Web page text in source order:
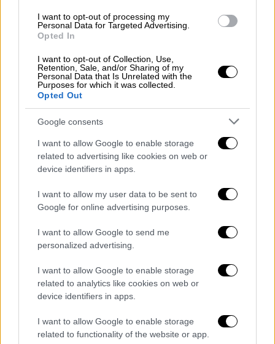
I want to opt-out of processing my
Personal Data for Targeted Advertising.
Opted In
I want to opt-out of Collection, Use,
Retention, Sale, and/or Sharing of my
Personal Data that Is Unrelated with the
Purposes for which it was collected.
Opted Out
Google consents
I want to allow Google to enable storage
related to advertising like cookies on web or
device identifiers in apps.
I want to allow my user data to be sent to
Google for online advertising purposes.
I want to allow Google to send me
personalized advertising.
I want to allow Google to enable storage
related to analytics like cookies on web or
device identifiers in apps.
I want to allow Google to enable storage
related to functionality of the website or app.
Υπάρχει ενδεχόμενο πρόσθετων
παρεμβάσεων στο φορολογικό πεδίο για να
σε αυτή τη δύσκολη συγκυρία;
Βασική κατεύθυνση του σχεδιασμού μας
είναι ο δημοσιονομικός χώρος που
δημιουργείται να μετασχηματίζεται σε
παρεμβάσεις για την απευθείας στήριξη των
νοικοκυριών. Αυτή είναι η απόλυτη
προτεραιότητά μας. Δεν σχεδιάζουμε,
συντελεστών. Κι αυτό, διότι η οριζόντια
στους παράγοντες κόστους, δυστυχώς, δεν
θα μεταφερόταν εξ’ ολοκλήρου στον
καταναλωτή. Ενδεχομένως ούτε κατά το
ήμισυ.
μπορεί να αντιμετωπίσει η ελληνική
οικονομία είναι η διόγκωση του ιδιωτικού